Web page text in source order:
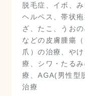
脱毛症、イボ、
ヘルペス、帯状
ざ、たこ、うお
などの皮膚腫瘍
爪）の治療、や
療、シワ・たる
療、AGA(男性型
治療